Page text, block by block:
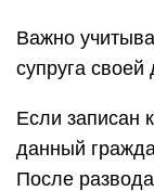
Важно
супруга своей
Если записан
данный
После